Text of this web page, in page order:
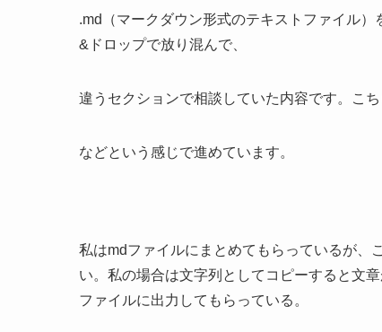
.md（マークダウン形式のテキストファイル
&ドロップで放り混んで、
違うセクションで相談していた内容です。こ
などという感じで進めています。
私はmdファイルにまとめてもらっているが、
い。私の場合は文字列としてコピーすると文
ファイルに出力してもらっている。